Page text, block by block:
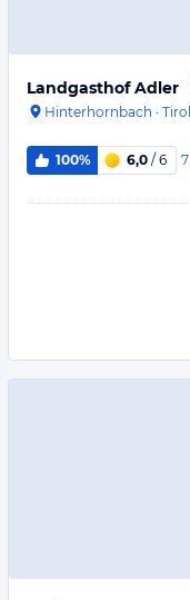
Landgasthof Adler
Hinterhornbach · Tirol
100% 6,0 / 6 7